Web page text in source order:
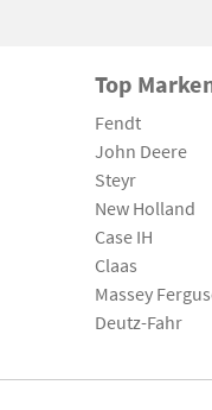
Top
Fendt
John Deere
Steyr
New Holland
Case IH
Claas
Massey
Deutz-Fahr